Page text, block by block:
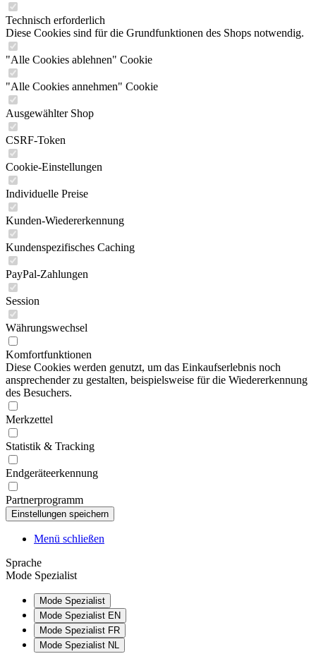
Technisch erforderlich
Diese Cookies sind für die Grundfunktionen des Shops notwendig.
"Alle Cookies ablehnen" Cookie
"Alle Cookies annehmen" Cookie
Ausgewählter Shop
CSRF-Token
Cookie-Einstellungen
Individuelle Preise
Kunden-Wiedererkennung
Kundenspezifisches Caching
PayPal-Zahlungen
Session
Währungswechsel
Komfortfunktionen
Diese Cookies werden genutzt, um das Einkaufserlebnis noch
ansprechender zu gestalten, beispielsweise für die Wiedererkennung
des Besuchers.
Merkzettel
Statistik & Tracking
Endgeräteerkennung
Partnerprogramm
Menü schließen
Sprache
Mode Spezialist
Mode Spezialist
Mode Spezialist EN
Mode Spezialist FR
Mode Spezialist NL